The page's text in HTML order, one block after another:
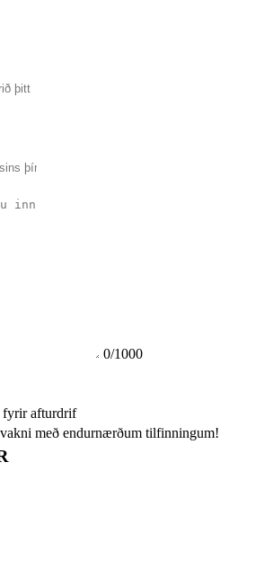
0/1000
fyrir afturdrif
með endurnærðum tilfinningum!